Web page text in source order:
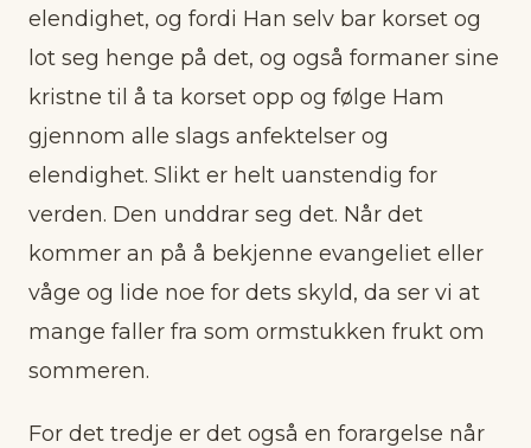
elendighet, og fordi Han selv bar korset og
lot seg henge på det, og også formaner sine
kristne til å ta korset opp og følge Ham
gjennom alle slags anfektelser og
elendighet. Slikt er helt uanstendig for
verden. Den unddrar seg det. Når det
kommer an på å bekjenne evangeliet eller
våge og lide noe for dets skyld, da ser vi at
mange faller fra som ormstukken frukt om
sommeren.
For det tredje er det også en forargelse når